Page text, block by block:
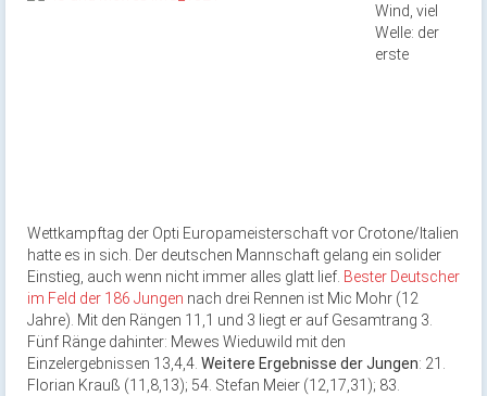
Wind, viel
Welle: der
erste
Wettkampftag der Opti Europameisterschaft vor Crotone/Italien
hatte es in sich. Der deutschen Mannschaft gelang ein solider
Einstieg, auch wenn nicht immer alles glatt lief. Bester Deutscher
im Feld der 186 Jungen nach drei Rennen ist Mic Mohr (12
Jahre). Mit den Rängen 11,1 und 3 liegt er auf Gesamtrang 3.
Fünf Ränge dahinter: Mewes Wieduwild mit den
Einzelergebnissen 13,4,4. Weitere Ergebnisse der Jungen: 21.
Florian Krauß (11,8,13); 54. Stefan Meier (12,17,31); 83.